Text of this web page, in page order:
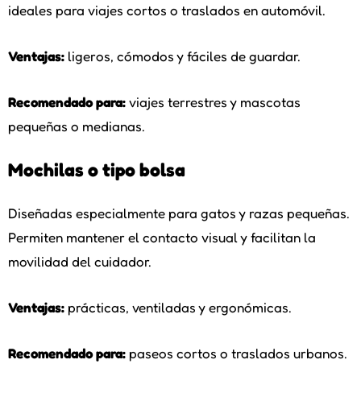
ideales para viajes cortos o traslados en automóvil.
Ventajas: ligeros, cómodos y fáciles de guardar.
Recomendado para:viajes terrestres y mascotas
pequeñas o medianas.
Mochilas o tipo bolsa
Diseñadas especialmente para gatos y razas pequeñas.
Permiten mantener el contacto visual y facilitan la
movilidad del cuidador.
Ventajas: prácticas, ventiladas y ergonómicas.
Recomendado para: paseos cortos o traslados urbanos.